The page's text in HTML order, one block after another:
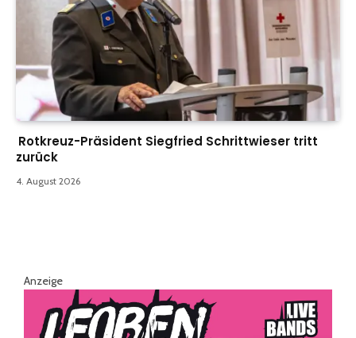
Rotkreuz-Präsident Siegfried Schrittwieser tritt
zurück
4. August 2026
Anzeige